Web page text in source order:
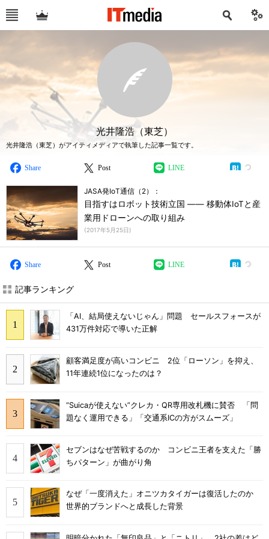
光井隆浩（東芝）
光井隆浩（東芝）がアイティメディアで執筆した記事一覧です。
Share Post LINE
JASA発IoT通信（2）：
目指すはロボット技術立国 ―― 移動体IoTと産
業用ドローンへの取り組み
(2017年5月25日)
Share Post LINE
記事ランキング
「AI、結局使えないじゃん」問題 セールスフォースが
431万件対応で導いた正解
顧客満足度が高いコンビニ 2位「ローソン」を抑え、
11年連続1位になったのは？
“Suicaが使えない”クレカ・QR専用改札機に賛否 「問
題なく運用できる」「交通系ICの方がスムーズ」
セブンはなぜ苦戦するのか コンビニ王者を支えた「勝
ちパターン」が曲がり角
なぜ「一度消えた」オニツカタイガーは復活したのか
世界的ブランドへと成長した背景